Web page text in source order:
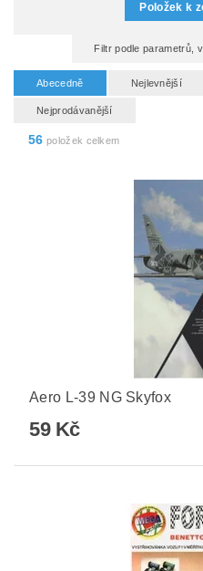
Položek k
Filtr podle parametrů,
Abecedně Nejlevnější
Nejprodávanější
56 položek celkem
Aero L-39 NG Skyfox
59 Kč